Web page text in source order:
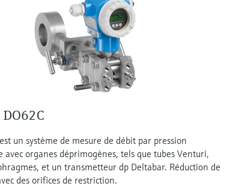
un système de mesure de débit par pression
organes déprimogènes, tels que tubes Venturi,
et un transmetteur dp Deltabar. Réduction de
des orifices de restriction.